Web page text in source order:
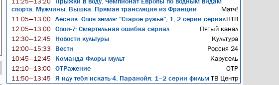
спорта. Мужчины. Вышка. Прямая трансляция из Франции
Матч!
11:05—13:00 Лесник. Своя земля: "Старое ружье", 1, 2 серии сериалНТВ
12:05—13:00 Свои-7: Смертельная ошибка сериал Пятый канал
12:30—12:45 Новости культуры Культура
12:00—15:33 Вести Россия 24
10:45—12:45 Команда Флоры мульт Карусель
12:10—13:00 ОТРажение ОТР
11:50—13:45 Я иду тебя искать-4. Паранойя: 1–2 серии фильм ТВ Центр